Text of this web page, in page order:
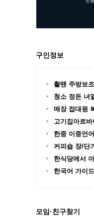
구인정보
촬땐 주방보
청소 정돈 녀
매장 접대원
고기집아르
한중 이중언
커피숍 장/단
한식당에서
한국어 가이
모임·친구찾기